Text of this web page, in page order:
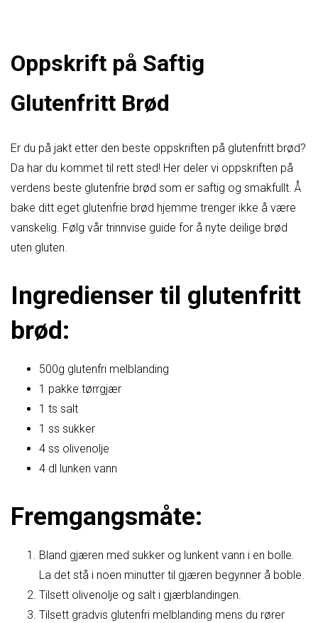
Oppskrift på Saftig
Glutenfritt Brød
Er du på jakt etter den beste oppskriften på glutenfritt brød?
Da har du kommet til rett sted! Her deler vi oppskriften på
verdens beste glutenfrie brød som er saftig og smakfullt. Å
bake ditt eget glutenfrie brød hjemme trenger ikke å være
vanskelig. Følg vår trinnvise guide for å nyte deilige brød
uten gluten.
Ingredienser til glutenfritt
brød:
500g glutenfri melblanding
1 pakke tørrgjær
1 ts salt
1 ss sukker
4 ss olivenolje
4 dl lunken vann
Fremgangsmåte:
Bland gjæren med sukker og lunkent vann i en bolle.
La det stå i noen minutter til gjæren begynner å boble.
Tilsett olivenolje og salt i gjærblandingen.
Tilsett gradvis glutenfri melblanding mens du rører